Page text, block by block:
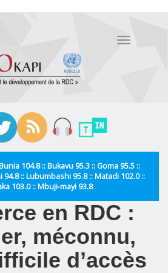
Toggle
104.8 :: Bukavu 95.3 :: Goma 95.5 ::
94.8 :: Lubumbashi 95.8 :: Matadi 102.0 ::
103.0 :: Mbuji-mayi 93.8
en RDC :
méconnu,
d’accès